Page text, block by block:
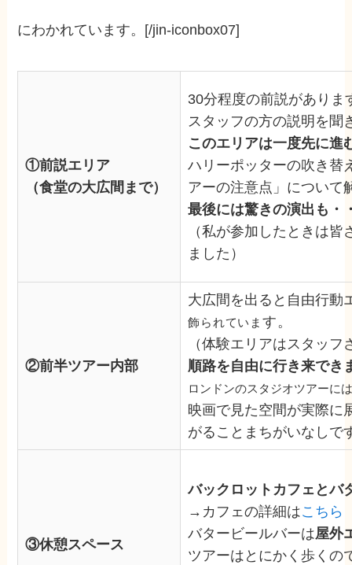
にわかれています。[/jin-iconbox07]
①前説エリア
（食堂の大広間まで）
30分程度の前説がありま
スタッフの方の説明を聞
このエリアは一度先に進
ハリーポッターの吹き替
アーの注意点」について
最後には驚きの演出も・
（私が参加したときは
ました）
②前半ツアー内部
大広間を出ると自由行動
飾られていま す。
（体験エリアはスタッ
順路を自由に行き来でき
ロンドンのスタジオツアーに
映画で見た空間が実際に
がることまちがいなしで
③休憩スペース
バックロットカフェとバ
→カフェの詳細はこちら
バタービールバーは屋外
ツアーはとにかく歩くの